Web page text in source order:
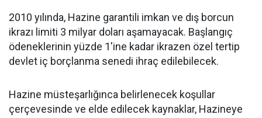
2010 yılında, Hazine garantili imkan ve dış borcun
ikrazı limiti 3 milyar doları aşamayacak. Başlangıç
ödeneklerinin yüzde 1'ine kadar ikrazen özel tertip
devlet iç borçlanma senedi ihraç edilebilecek.
Hazine müsteşarlığınca belirlenecek koşullar
çerçevesinde ve elde edilecek kaynaklar, Hazineye